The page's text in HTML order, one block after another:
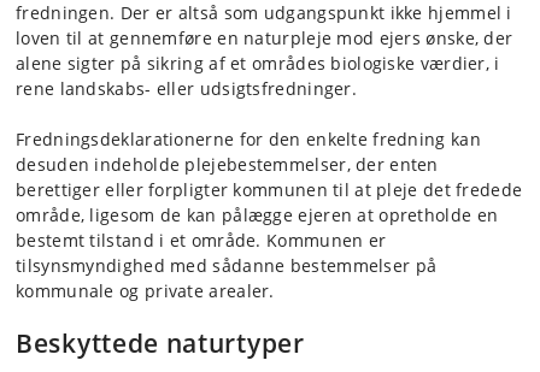
fredningen. Der er altså som udgangspunkt ikke hjemmel i
loven til at gennemføre en naturpleje mod ejers ønske, der
alene sigter på sikring af et områdes biologiske værdier, i
rene landskabs- eller udsigtsfredninger.
Fredningsdeklarationerne for den enkelte fredning kan
desuden indeholde plejebestemmelser, der enten
berettiger eller forpligter kommunen til at pleje det fredede
område, ligesom de kan pålægge ejeren at opretholde en
bestemt tilstand i et område. Kommunen er
tilsynsmyndighed med sådanne bestemmelser på
kommunale og private arealer.
Beskyttede naturtyper